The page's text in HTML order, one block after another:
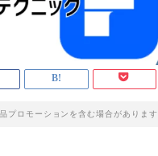
プロモーションを含む場合があります